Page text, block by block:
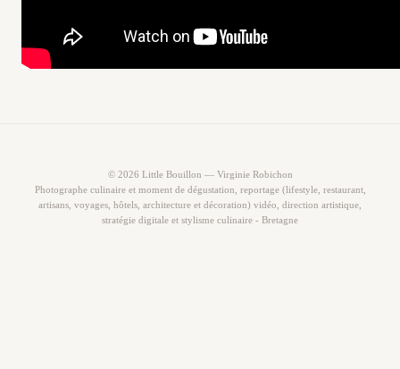
© 2026 Little Bouillon — Virginie Robichon
Photographe culinaire et moment de dégustation, reportage (lifestyle, restaurant,
artisans, voyages, hôtels, architecture et décoration) vidéo, direction artistique,
stratégie digitale et stylisme culinaire - Bretagne